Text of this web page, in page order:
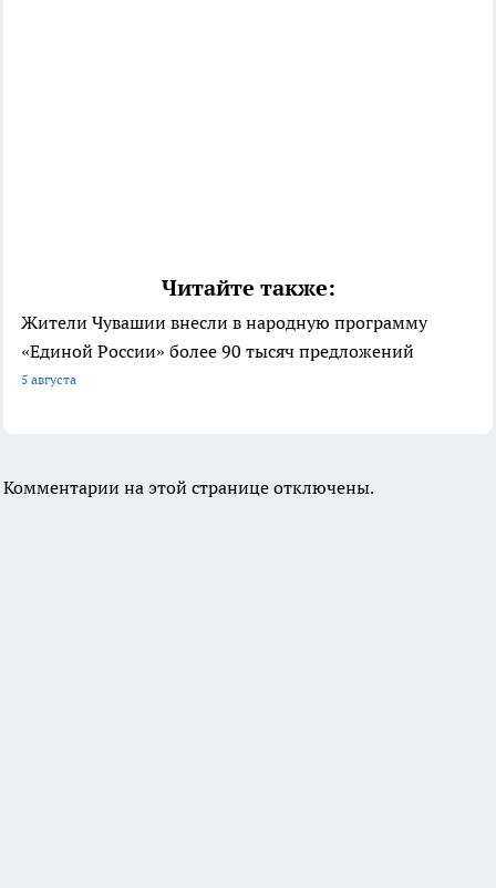
Читайте также:
Жители Чувашии внесли в народную программу
«Единой России» более 90 тысяч предложений
5 августа
Комментарии на этой странице отключены.